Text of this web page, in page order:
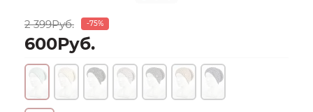
2 399Руб. -75%
600Руб.